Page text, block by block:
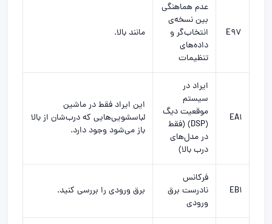
E97
عدم هماهنگی
بین نسخه‌ی
انتخاب‌گر و
داده‌های
تنظیمات
مانند بالا.
EA1
ایراد در
سیستم
موقعیت دیگ
(DSP) (فقط
در مدل‌های
درب بالا)
این ایراد فقط در ماشین
لباسشویی‌هایی که درب‌شان از بالا
باز می‌شود وجود دارد.
EB1
فرکانس
نادرست برق
ورودی
برق ورودی را بررسی کنید.